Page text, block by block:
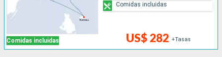
Comidas incluidas US$ 282 +Tasas
Comidas incluidas